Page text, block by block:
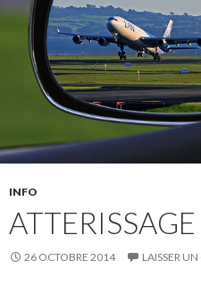
INFO
26 OCTOBRE 2014 LAISSER